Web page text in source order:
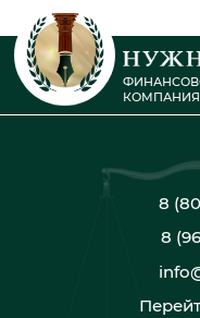
КОМПАНИЯ
8
8